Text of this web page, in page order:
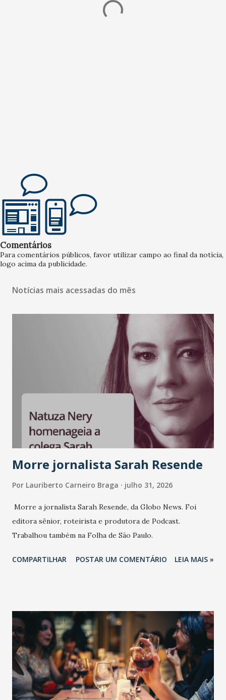
Comentários
Para comentários públicos, favor utilizar campo ao final da notícia,
logo acima da publicidade.
Notícias mais acessadas do mês
Morre jornalista Sarah Resende
Por Lauriberto Carneiro Braga julho 31, 2026
Morre a jornalista Sarah Resende, da Globo News. Foi
editora sênior, roteirista e produtora de Podcast.
Trabalhou também na Folha de São Paulo.
COMPARTILHAR POSTAR UM COMENTÁRIO LEIA MAIS »